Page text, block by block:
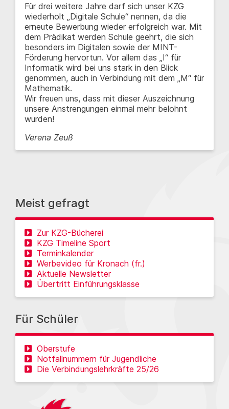
Für drei weitere Jahre darf sich unser KZG
wiederholt „Digitale Schule“ nennen, da die
erneute Bewerbung wieder erfolgreich war. Mit
dem Prädikat werden Schule geehrt, die sich
besonders im Digitalen sowie der MINT-
Förderung hervortun. Vor allem das „I“ für
Informatik wird bei uns stark in den Blick
genommen, auch in Verbindung mit dem „M“ für
Mathematik.
Wir freuen uns, dass mit dieser Auszeichnung
unsere Anstrengungen einmal mehr belohnt
wurden!
Verena Zeuß
Meist gefragt
Zur KZG-Bücherei
KZG Timeline Sport
Terminkalender
Werbevideo für Kronach (fr.)
Aktuelle Newsletter
Übertritt Einführungsklasse
Für Schüler
Oberstufe
Notfallnummern für Jugendliche
Die Verbindungslehrkräfte 25/26